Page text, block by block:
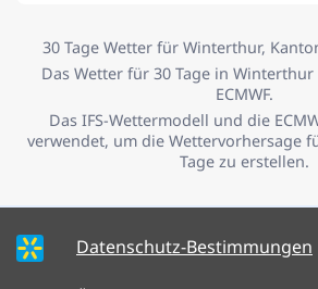
30 Tage Wetter für Winterthur,
Das Wetter für 30 Tage in
ECMWF.
Das IFS-Wettermodell und die
verwendet, um die Wettervorhersage
Tage zu erstellen.
Datenschutz-Bestimmungen